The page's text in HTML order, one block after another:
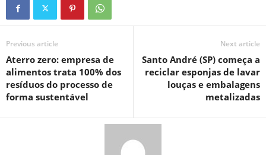
Previous article
Aterro zero: empresa de
alimentos trata 100% dos
resíduos do processo de
forma sustentável
Next article
Santo André (SP) começa a
reciclar esponjas de lavar
louças e embalagens
metalizadas